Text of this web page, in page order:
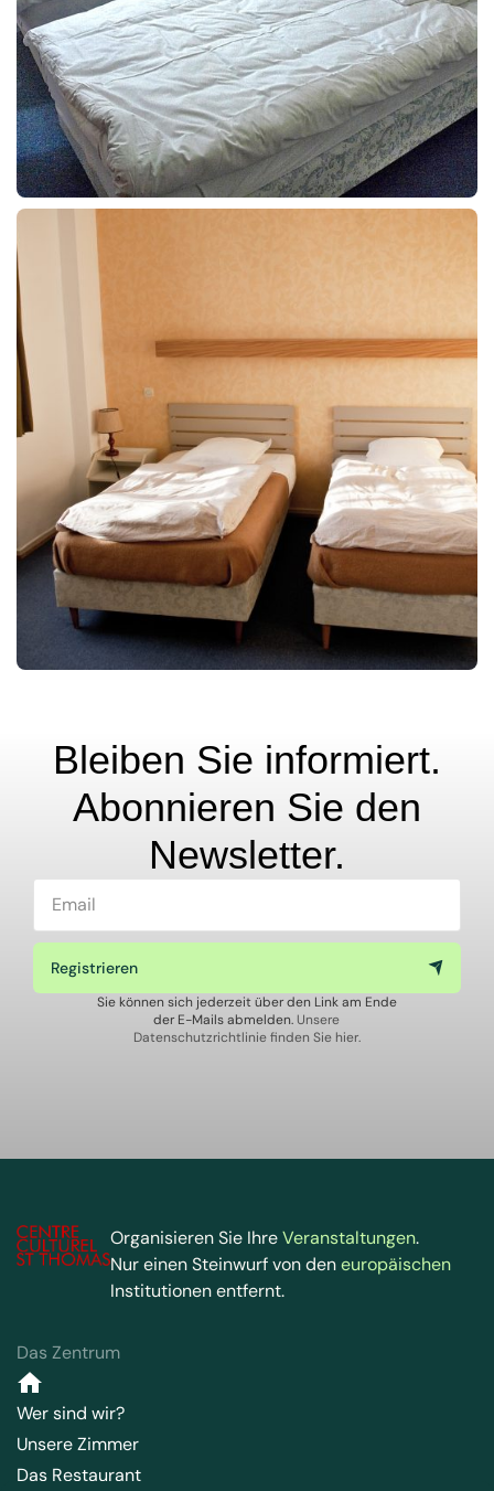
Bleiben Sie informiert.
Abonnieren Sie den
Newsletter.
Registrieren
Sie können sich jederzeit über den Link am Ende
der E-Mails abmelden.Unsere
Datenschutzrichtlinie finden Sie hier.
Organisieren Sie IhreVeranstaltungen.
Nur einen Steinwurf von deneuropäischen
Institutionen entfernt.
Das Zentrum
Wer sind wir?
Unsere Zimmer
Das Restaurant